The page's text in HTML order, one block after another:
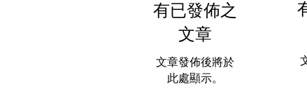
有已發佈之
文章
文章發佈後將於
此處顯示。